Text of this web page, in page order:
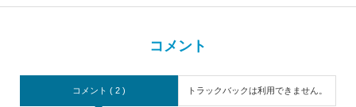
コメント
コメント ( 2 ) トラックバックは利用できません。